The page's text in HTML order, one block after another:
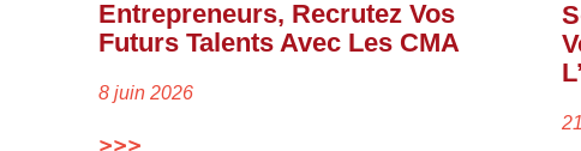
Entrepreneurs, Recrutez Vos
Futurs Talents Avec Les CMA
8 juin 2026